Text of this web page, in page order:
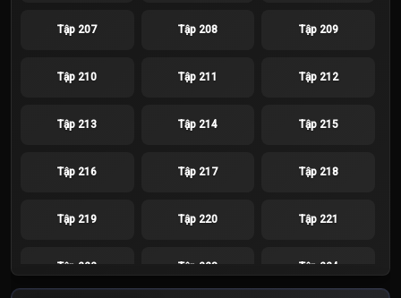
Tập 207 Tập 208 Tập 209
Tập 210 Tập 211 Tập 212
Tập 213 Tập 214 Tập 215
Tập 216 Tập 217 Tập 218
Tập 219 Tập 220 Tập 221
Tập 222 Tập 223 Tập 224